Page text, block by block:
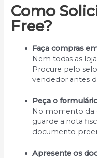
Como
Free?
Faça compras
Nem todas as
Procure pelo
vendedor antes
Peça o
No momento da
guarde a nota
documento
Apresente os